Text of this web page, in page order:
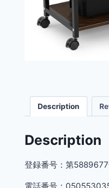
Description
Description
登録番号：第
電話番号：